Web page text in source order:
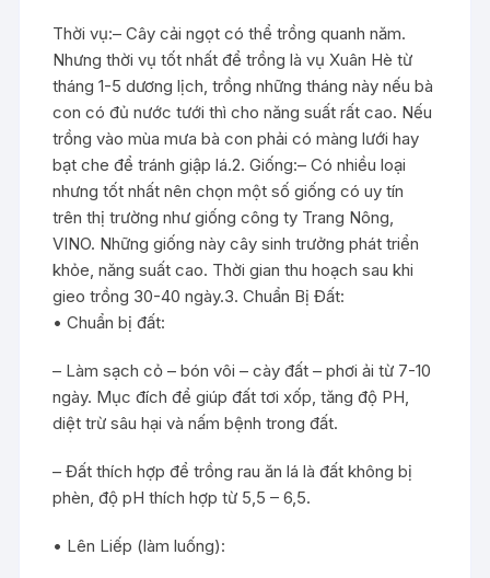
Thời vụ:– Cây cải ngọt có thể trồng quanh năm.
Nhưng thời vụ tốt nhất để trồng là vụ Xuân Hè từ
tháng 1-5 dương lịch, trồng những tháng này nếu bà
con có đủ nước tưới thì cho năng suất rất cao. Nếu
trồng vào mùa mưa bà con phải có màng lưới hay
bạt che để tránh giập lá.2. Giống:– Có nhiều loại
nhưng tốt nhất nên chọn một số giống có uy tín
trên thị trường như giống công ty Trang Nông,
VINO. Những giống này cây sinh trưởng phát triển
khỏe, năng suất cao. Thời gian thu hoạch sau khi
gieo trồng 30-40 ngày.3. Chuẩn Bị Đất:
• Chuẩn bị đất:
– Làm sạch cỏ – bón vôi – cày đất – phơi ải từ 7-10
ngày. Mục đích để giúp đất tơi xốp, tăng độ PH,
diệt trừ sâu hại và nấm bệnh trong đất.
– Đất thích hợp để trồng rau ăn lá là đất không bị
phèn, độ pH thích hợp từ 5,5 – 6,5.
• Lên Liếp (làm luống):